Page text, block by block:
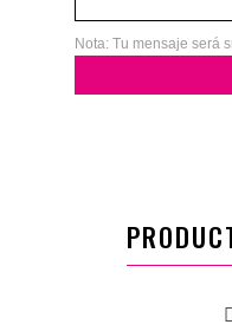
Nota: Tu mensaje será